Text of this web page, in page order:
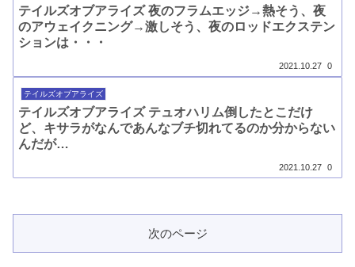
テイルズオブアライズ 夜のフラムエッジ→熱そう、夜
のアウェイクニング→激しそう、夜のロッドエクステン
ションは・・・
2021.10.27 0
テイルズオブアライズ
テイルズオブアライズ テュオハリム倒したとこだけ
ど、キサラがなんであんなブチ切れてるのか分からない
んだが…
2021.10.27 0
次のページ